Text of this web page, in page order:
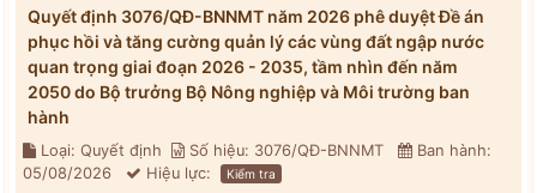
Quyết định 3076/QĐ-BNNMT năm 2026 phê duyệt Đề án
phục hồi và tăng cường quản lý các vùng đất ngập nước
quan trọng giai đoạn 2026 - 2035, tầm nhìn đến năm
2050 do Bộ trưởng Bộ Nông nghiệp và Môi trường ban
hành
Loại: Quyết định Số hiệu: 3076/QĐ-BNNMT
Ban hành:
05/08/2026
Hiệu lực: Kiểm tra